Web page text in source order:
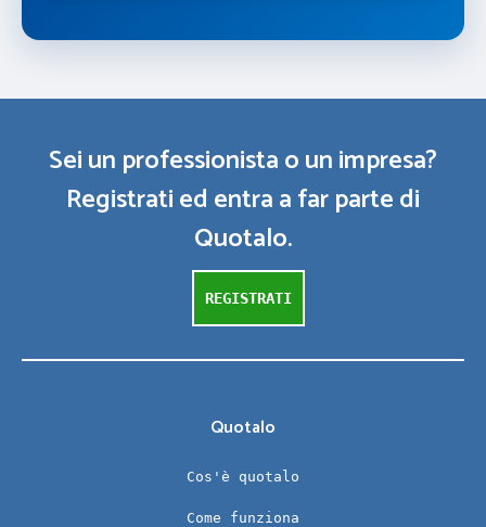
Sei un professionista o un impresa?
Registrati ed entra a far parte di
Quotalo.
REGISTRATI
Quotalo
Cos'è quotalo
Come funziona